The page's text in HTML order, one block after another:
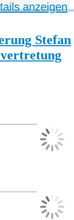
Stefan
anzeigen